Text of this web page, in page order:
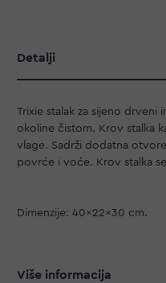
Detalji
Trixie stalak za sijeno drveni
okoline čistom. Krov stalka
vlage. Sadrži dodatna
povrće i voće. Krov stalka
Dimenzije: 40x22x30 cm.
Više informacija